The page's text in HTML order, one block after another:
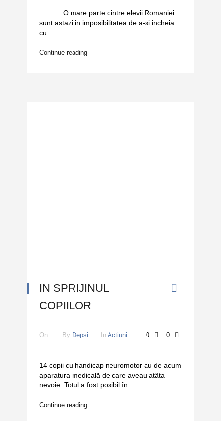
O mare parte dintre elevii Romaniei
sunt astazi in imposibilitatea de a-si incheia
cu...
Continue reading
IN SPRIJINUL
COPIILOR
0 0
On By Depsi In Actiuni
14 copii cu handicap neuromotor au de acum
aparatura medicală de care aveau atâta
nevoie. Totul a fost posibil în...
Continue reading